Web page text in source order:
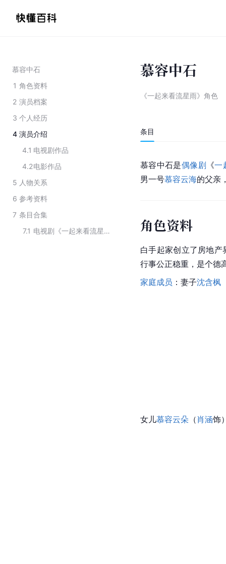
慕容中石
1 角色资料
2 演员档案
3 个人经历
4 演员介绍
4.1 电视剧作品
4.2电影作品
5 人物关系
6 参考资料
7 条目合集
7.1
电视剧《一起来看流星雨》主要角色
慕容中石
《一起来看流星雨》角色
条目
慕容中石是偶像剧 《一
男一号慕容云海的父亲
角色资料
白手起家创立了房地
行事公正稳重，是个德
家庭成员 ：妻子沈含枫
女儿慕容云朵 （ 肖涵饰